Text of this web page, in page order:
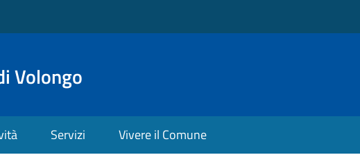
Volongo
Servizi Vivere il Comune